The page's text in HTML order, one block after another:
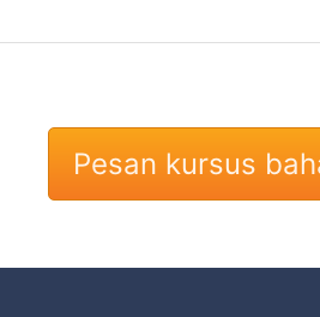
Pesan kursus